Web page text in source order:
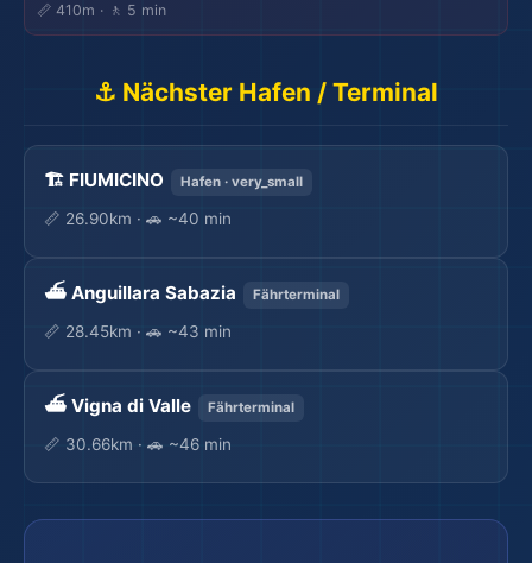
📏 410m · 🚶 5 min
⚓ Nächster Hafen / Terminal
🏗️ FIUMICINO Hafen · very_small
📏 26.90km · 🚗 ~40 min
⛴️ Anguillara Sabazia Fährterminal
📏 28.45km · 🚗 ~43 min
⛴️ Vigna di Valle Fährterminal
📏 30.66km · 🚗 ~46 min